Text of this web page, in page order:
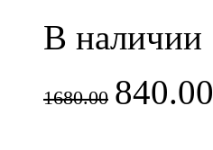
В наличии
1680.00 840.00